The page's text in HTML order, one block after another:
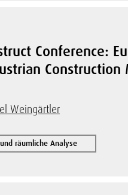
Conference:
Weingärtler
räumliche Analyse